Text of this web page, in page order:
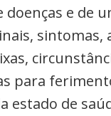
doenças e de
sintomas,
para
estado de